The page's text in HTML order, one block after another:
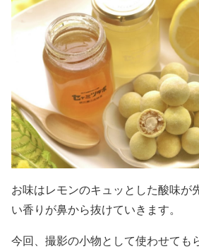
お味はレモンのキュッとした酸味が
い香りが鼻から抜けていきます。
今回、撮影の小物として使わせても